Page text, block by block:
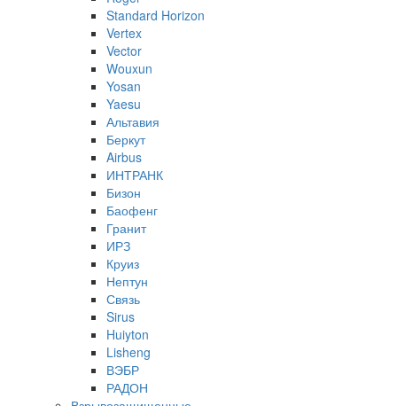
Standard Horizon
Vertex
Vector
Wouxun
Yosan
Yaesu
Альтавия
Беркут
Airbus
ИНТРАНК
Бизон
Баофенг
Гранит
ИРЗ
Круиз
Нептун
Связь
Sirus
Huiyton
Lisheng
ВЭБР
РАДОН